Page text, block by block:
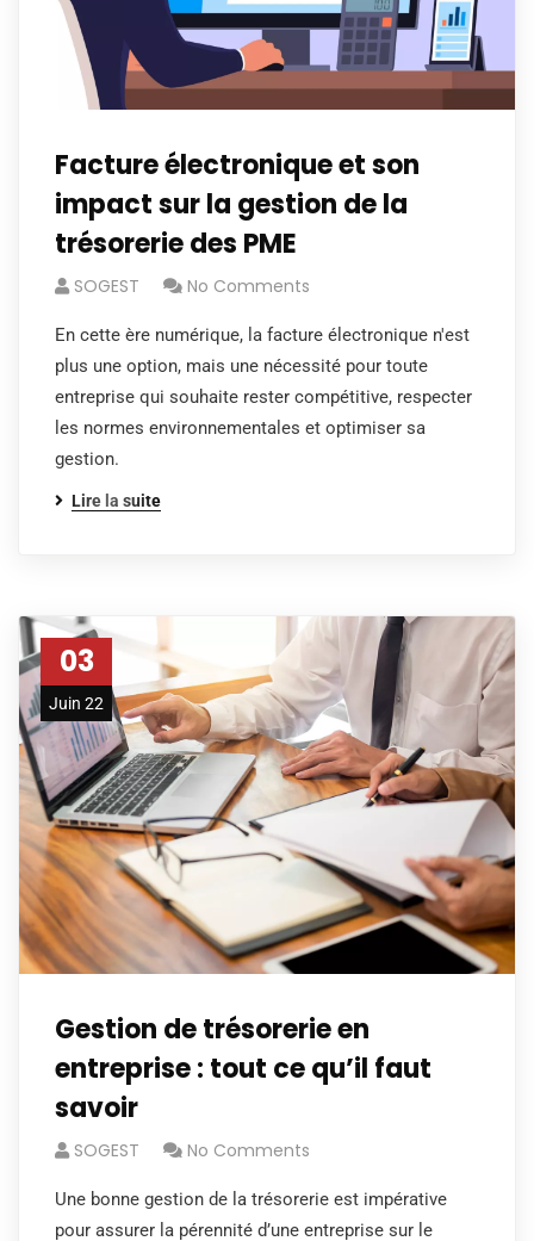
Facture électronique et son
impact sur la gestion de la
trésorerie des PME
SOGEST No Comments
En cette ère numérique, la facture électronique n'est
plus une option, mais une nécessité pour toute
entreprise qui souhaite rester compétitive, respecter
les normes environnementales et optimiser sa
gestion.
Lire la suite
03
Juin 22
Gestion de trésorerie en
entreprise : tout ce qu’il faut
savoir
SOGEST No Comments
Une bonne gestion de la trésorerie est impérative
pour assurer la pérennité d’une entreprise sur le